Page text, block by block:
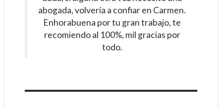
abogada, volvería a confiar en Carmen.
Enhorabuena por tu gran trabajo, te
recomiendo al 100%, mil gracias por
todo.